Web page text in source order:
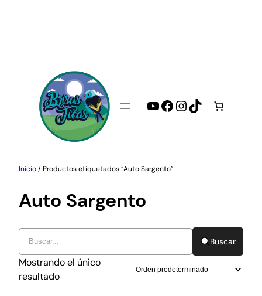
contenido
YouTube
Facebook
Instagram
TikTok
Inicio/ Productos etiquetados “Auto Sargento”
Auto Sargento
Buscar
Mostrando el único
resultado